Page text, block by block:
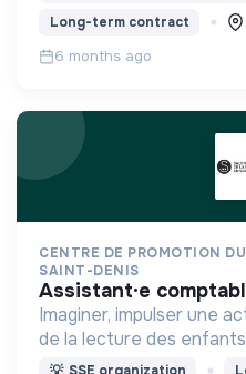
Long-term contract
6 months ago
CENTRE DE PROMOTION
SAINT-DENIS
assistant·e
Imaginer, impulser une
de la lecture des
promotion du livre et de